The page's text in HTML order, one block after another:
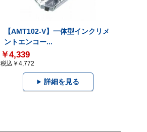
【AMT102-V】一体型インクリメ
ントエンコー...
￥4,339
税込￥4,772
詳細を見る